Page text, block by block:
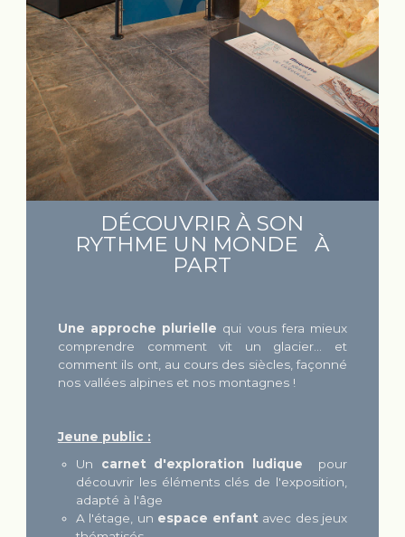
DÉCOUVRIR À SON
RYTHME UN MONDE À
PART
Une approche plurielle qui vous fera mieux
comprendre comment vit un glacier... et
comment ils ont, au cours des siècles, façonné
nos vallées alpines et nos montagnes !
Jeune public :
Un carnet d'exploration ludique
pour
découvrir les éléments clés de l'exposition,
adapté à l'âge
A l'étage, un espace enfant avec des jeux